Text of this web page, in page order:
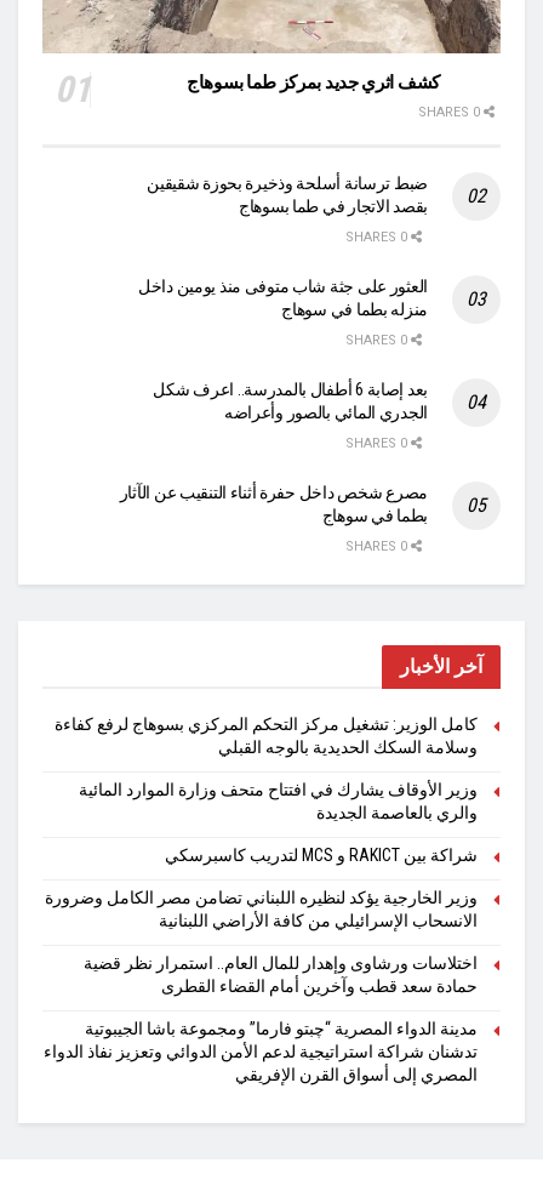
كشف اثري جديد بمركز طما بسوهاج
ضبط ترسانة أسلحة وذخيرة بحوزة شقيقين
بقصد الاتجار في طما بسوهاج
العثور على جثة شاب متوفى منذ يومين داخل
منزله بطما في سوهاج
بعد إصابة 6 أطفال بالمدرسة.. اعرف شكل
الجدري المائي بالصور وأعراضه
مصرع شخص داخل حفرة أثناء التنقيب عن الآثار
بطما في سوهاج
آخر الأخبار
كامل الوزير: تشغيل مركز التحكم المركزي بسوهاج لرفع كفاءة
وسلامة السكك الحديدية بالوجه القبلي
وزير الأوقاف يشارك في افتتاح متحف وزارة الموارد المائية
والري بالعاصمة الجديدة
شراكة بين RAKICT و MCS لتدريب كاسبرسكي
وزير الخارجية يؤكد لنظيره اللبناني تضامن مصر الكامل وضرورة
الانسحاب الإسرائيلي من كافة الأراضي اللبنانية
اختلاسات ورشاوى وإهدار للمال العام.. استمرار نظر قضية
حمادة سعد قطب وآخرين أمام القضاء القطرى
مدينة الدواء المصرية “چبتو فارما” ومجموعة باشا الجيبوتية
تدشنان شراكة استراتيجية لدعم الأمن الدوائي وتعزيز نفاذ الدواء
المصري إلى أسواق القرن الإفريقي